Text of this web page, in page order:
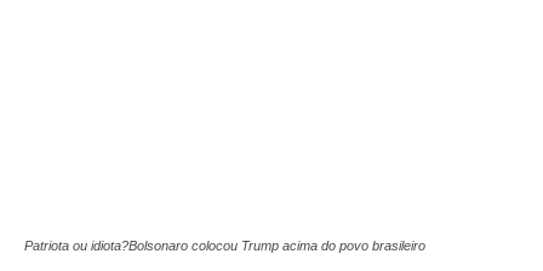
Patriota ou idiota?Bolsonaro colocou Trump acima do povo brasileiro